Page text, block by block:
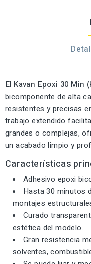
El Kavan Epoxi 30 Min
bicomponente de alta
resistentes y precisas
trabajo extendido
grandes o complejas,
un acabado limpio y
Características
Adhesivo epoxi
Hasta 30 minutos
montajes
Curado
estética del modelo.
Gran resistencia
solventes,